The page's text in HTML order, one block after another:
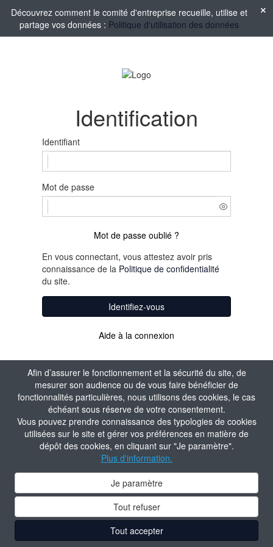
Afin d’assurer le fonctionnement et la sécurité du site, de
mesurer son audience ou de vous faire bénéficier de
fonctionnalités particulières, nous utilisons des cookies, le cas
échéant sous réserve de votre consentement.
Vous pouvez prendre connaissance des typologies de cookies
utilisées sur le site et gérer vos préférences en matière de
dépôt des cookies, en cliquant sur "Je paramètre".
Plus d'information.
Je paramètre
Tout refuser
Tout accepter
Découvrez comment le comité d'entreprise recueille, utilise et
partage vos données : Politique d'utilisation des données
Identification
Identifiant
Mot de passe
Mot de passe oublié ?
En vous connectant, vous attestez avoir pris
connaissance de la Politique de confidentialité
du site.
Identifiez-vous
Aide à la connexion